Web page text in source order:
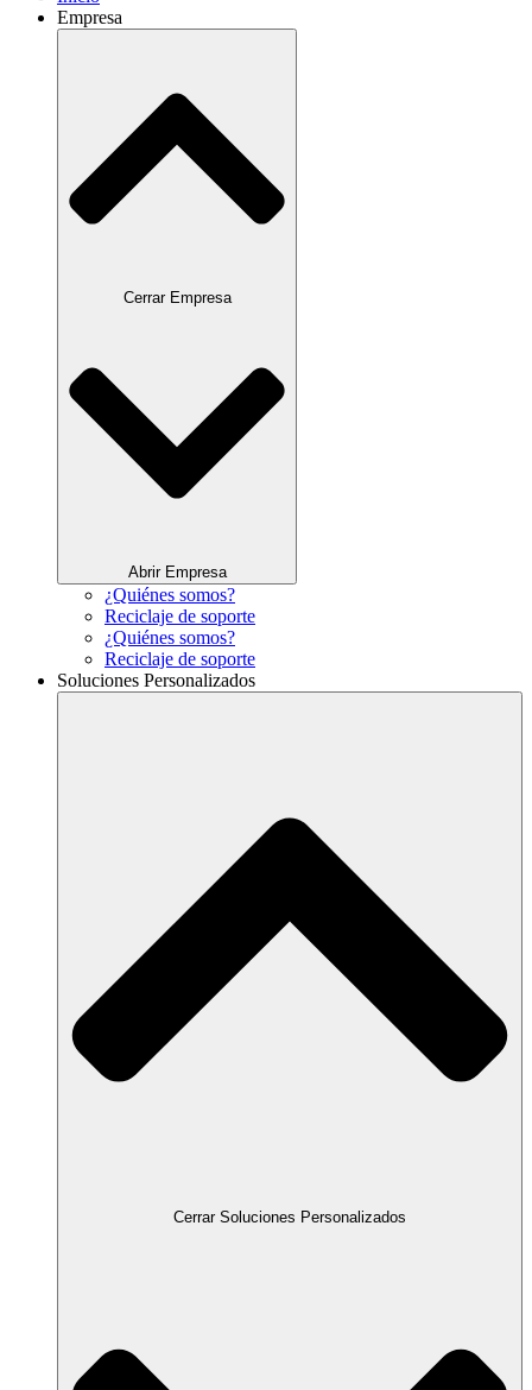
Empresa
Cerrar Empresa
Abrir Empresa
¿Quiénes somos?
Reciclaje de soporte
¿Quiénes somos?
Reciclaje de soporte
Soluciones Personalizados
Cerrar Soluciones Personalizados